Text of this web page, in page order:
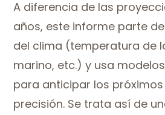
A diferencia de las
años, este informe parte
del clima (temperatura de
marino, etc.) y usa
para anticipar los
precisión. Se trata así de